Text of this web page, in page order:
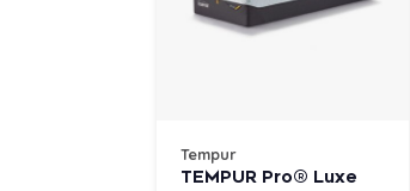
Tempur
TEMPUR Pro® Luxe